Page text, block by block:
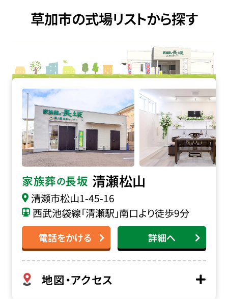
草加市の式場リストから探す
家族葬の長坂 清瀬松山
清瀬市松山1-45-16
西武池袋線「清瀬駅」南口より徒歩9分
電話をかける 詳細へ
地図・アクセス
家族葬の長坂 清瀬松山の詳細へ